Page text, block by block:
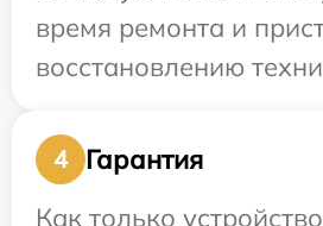
время ремонта и
восстановлению
4
Гарантия
Как только